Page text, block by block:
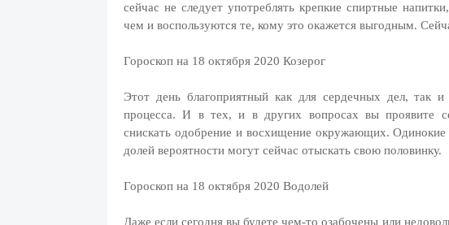
сейчас не следует употреблять крепкие спиртные
чем и воспользуются те, кому это окажется выгодным.
Гороскоп на 18 октября 2020 Козерог
Этот день благоприятный как для сердечных дел, так и
процесса. И в тех, и в других вопросах вы проявите
снискать одобрение и восхищение окружающих. Одинокие
долей вероятности могут сейчас отыскать свою половинку.
Гороскоп на 18 октября 2020 Водолей
Даже если сегодня вы будете чем-то озабочены или